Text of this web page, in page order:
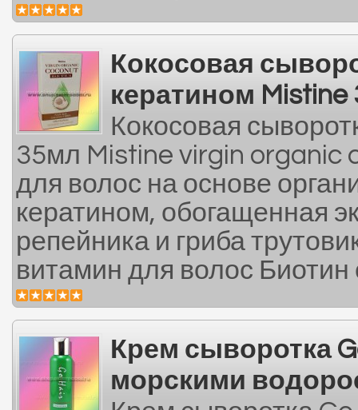
Кокосовая
кератином Mistine
Кокосовая
35мл Mistine virgin organic
для волос на основе
кератином, обогащенная
репейника и гриба
витамин для волос Биотин
Крем сыворотка
морскими